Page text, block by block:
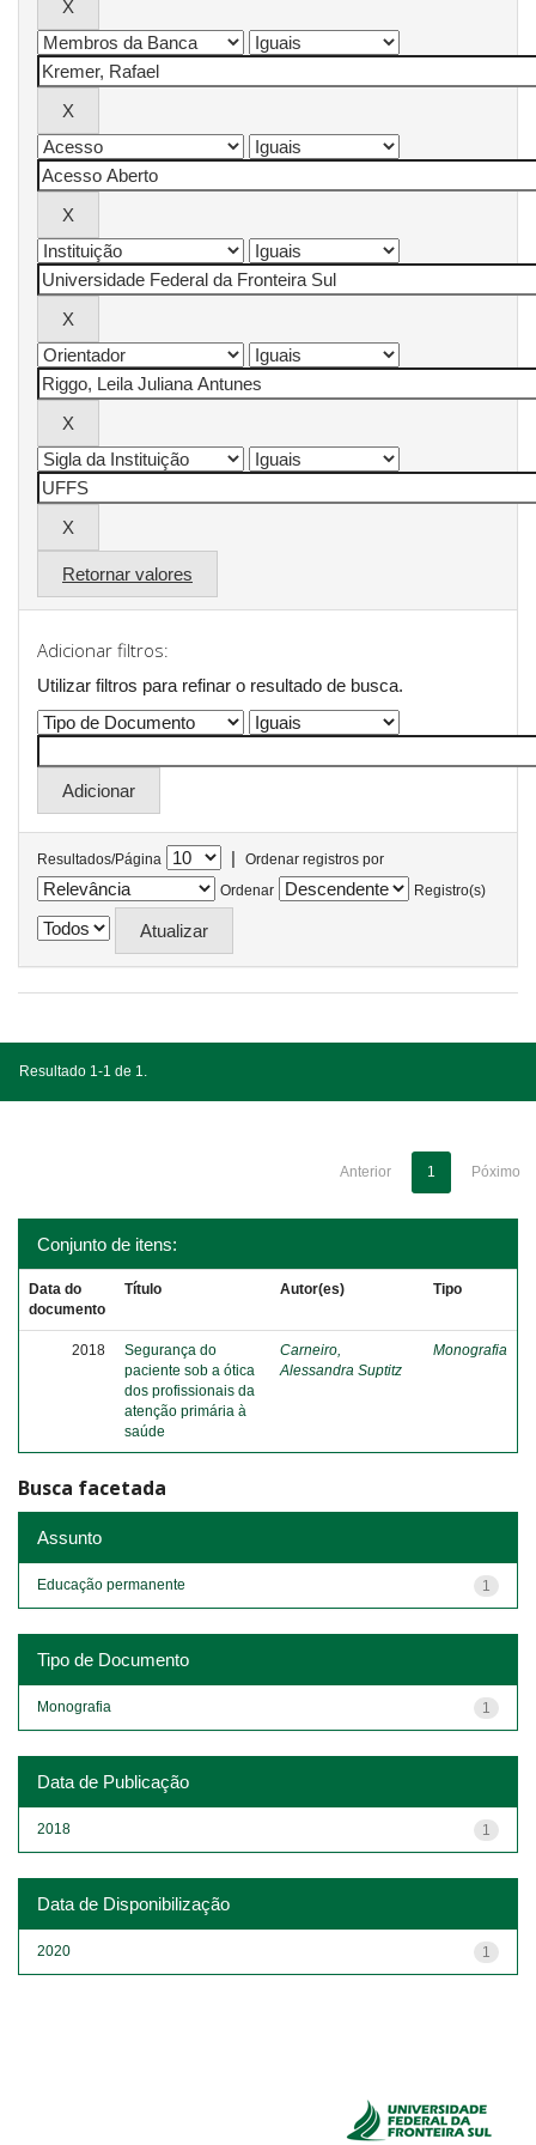
Retornar valores
Adicionar filtros:
Utilizar filtros para refinar o resultado de busca.
Resultados/Página |
Ordenar registros por
Ordenar
Registro(s)
Resultado 1-1 de 1.
Anterior 1 Póximo
Conjunto de itens:
Data do
documento
Título Autor(es) Tipo
2018
Segurança do
paciente sob a ótica
dos profissionais da
atenção primária à
saúde
Carneiro,
Alessandra Suptitz
Monografia
Busca facetada
Assunto
1
Educação permanente
Tipo de Documento
1
Monografia
Data de Publicação
1
2018
Data de Disponibilização
1
2020